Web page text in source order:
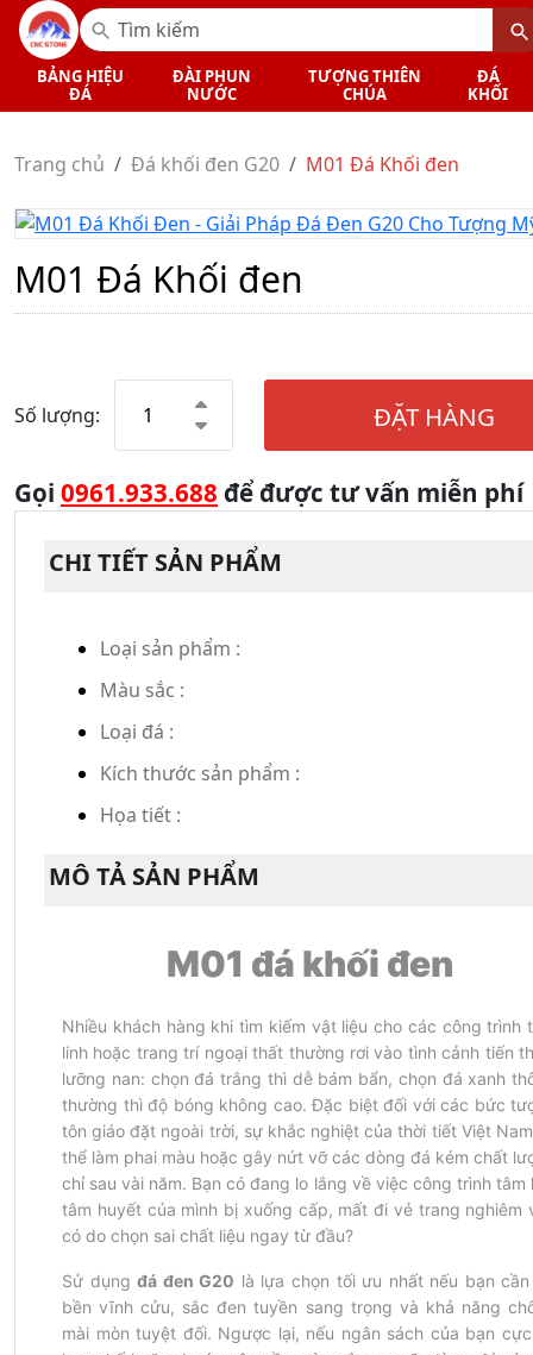
BẢNG HIỆU
ĐÁ
ĐÀI PHUN
NƯỚC
TƯỢNG THIÊN
CHÚA
ĐÁ
KHỐI
Trang chủ Đá khối đen G20 M01 Đá Khối đen
M01 Đá Khối đen
Số lượng: ĐẶT HÀNG
Gọi 0961.933.688 để được tư vấn miễn phí
CHI TIẾT SẢN PHẨM
Loại sản phẩm :
Màu sắc :
Loại đá :
Kích thước sản phẩm :
Họa tiết :
MÔ TẢ SẢN PHẨM
M01 đá khối đen
Nhiều khách hàng khi tìm kiếm vật liệu cho các công trình
linh hoặc trang trí ngoại thất thường rơi vào tình cảnh tiến
lưỡng nan: chọn đá trắng thì dễ bám bẩn, chọn đá xanh
thường thì độ bóng không cao. Đặc biệt đối với các bức
tôn giáo đặt ngoài trời, sự khắc nghiệt của thời tiết Việt
thể làm phai màu hoặc gây nứt vỡ các dòng đá kém chất
chỉ sau vài năm. Bạn có đang lo lắng về việc công trình tâm
tâm huyết của mình bị xuống cấp, mất đi vẻ trang nghiêm
có do chọn sai chất liệu ngay từ đầu?
Sử dụng đá đen G20 là lựa chọn tối ưu nhất nếu bạn
bền vĩnh cửu, sắc đen tuyền sang trọng và khả năng
mài mòn tuyệt đối. Ngược lại, nếu ngân sách của bạn